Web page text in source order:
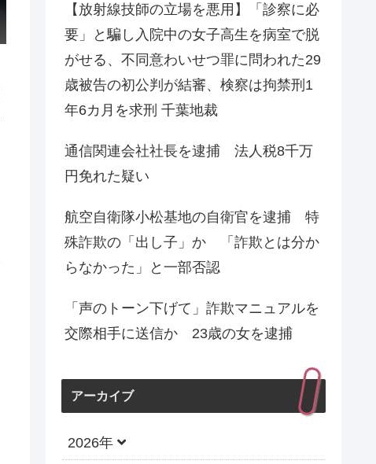
【放射線技師の立場を悪用】「診察に必
要」と騙し入院中の女子高生を病室で脱
がせる、不同意わいせつ罪に問われた29
歳被告の初公判が結審、検察は拘禁刑1
年6カ月を求刑 千葉地裁
通信関連会社社長を逮捕 法人税8千万
円免れた疑い
航空自衛隊小松基地の自衛官を逮捕 特
殊詐欺の「出し子」か 「詐欺とは分か
らなかった」と一部否認
「声のトーン下げて」詐欺マニュアルを
交際相手に送信か 23歳の女を逮捕
アーカイブ
2026年